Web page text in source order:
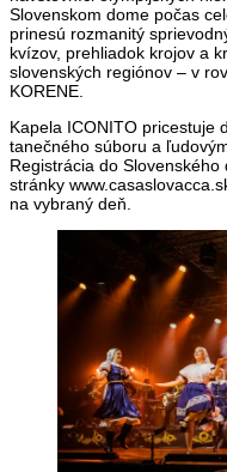
Slovenskom dome počas
prinesú rozmanitý
kvízov, prehliadok krojov a
slovenských regiónov – v
KORENE.
Kapela ICONITO pricestuje
tanečného súboru a
Registrácia do
stránky
na vybraný deň.